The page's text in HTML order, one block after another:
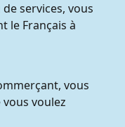
services, vous
le Français à
vous
voulez